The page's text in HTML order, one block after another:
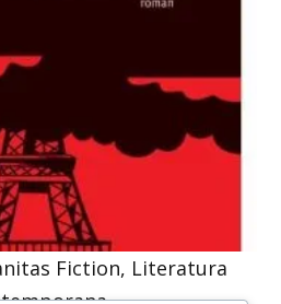
Fiction, Literatura